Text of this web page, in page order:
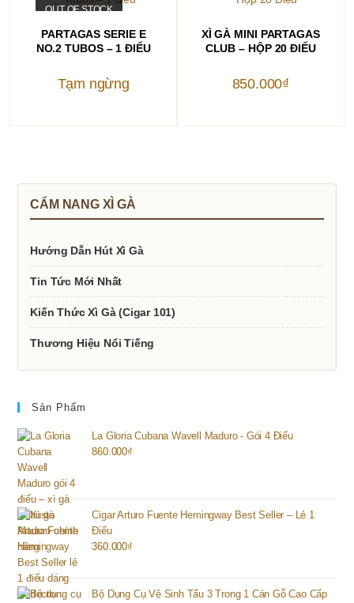
OUT OF STOCK
PARTAGAS SERIE E
NO.2 TUBOS – 1 ĐIẾU
Tạm ngừng
THÊM VÀO GIỎ HÀNG
XÌ GÀ MINI PARTAGAS
CLUB – HỘP 20 ĐIẾU
850.000₫
CẨM NANG XÌ GÀ
Hướng Dẫn Hút Xì Gà
Tin Tức Mới Nhất
Kiến Thức Xì Gà (Cigar 101)
Thương Hiệu Nổi Tiếng
Sản Phẩm
La Gloria Cubana Wavell Maduro - Gói 4 Điếu
860.000₫
Cigar Arturo Fuente Hemingway Best Seller – Lẻ 1
Điếu
360.000₫
Bộ Dụng Cụ Vệ Sinh Tẩu 3 Trong 1 Cán Gỗ Cao Cấp